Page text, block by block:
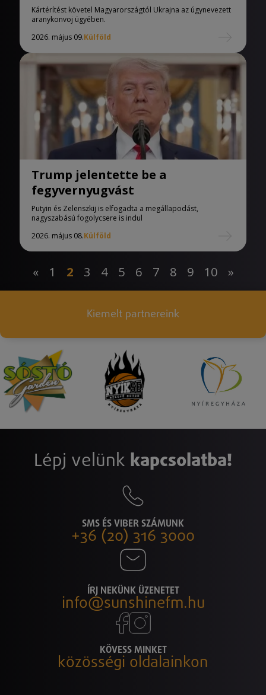
Kártérítést követel Magyarországtól Ukrajna az úgynevezett
aranykonvoj ügyében.
2026. május 09.Külföld
Trump jelentette be a
fegyvernyugvást
Putyin és Zelenszkij is elfogadta a megállapodást,
nagyszabású fogolycsere is indul
2026. május 08.Külföld
« 1 2 3 4 5 6 7 8 9 10 »
Kiemelt partnereink
Lépj velünk kapcsolatba!
SMS ÉS VIBER SZÁMUNK
+36 (20) 316 3000
ÍRJ NEKÜNK ÜZENETET
info@sunshinefm.hu
KÖVESS MINKET
közösségi oldalainkon